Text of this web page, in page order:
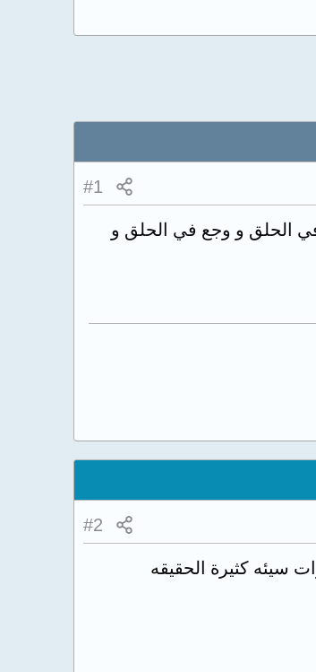
#1
الحلق و وجع في الحلق و
#2
سيئه كثيرة الحقيقه